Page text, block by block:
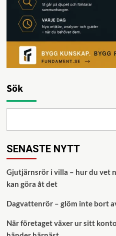
Sök
SENASTE NYTT
Gjutjärnsrör i villa – hur du vet
kan göra åt det
Dagvattenrör – glöm inte bort
När företaget växer ur sitt